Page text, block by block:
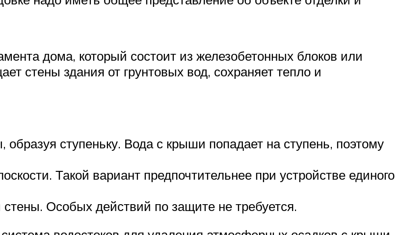
дома, который состоит из железобетонных блоков или
стены здания от грунтовых вод, сохраняет тепло и
образуя ступеньку. Вода с крыши попадает на ступень, поэтому
Такой вариант предпочтительнее при устройстве единого
стены. Особых действий по защите не требуется.